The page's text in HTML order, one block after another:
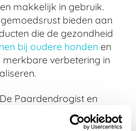
makkelijk in gebruik.
bieden aan
die de gezondheid
bij oudere honden en
verbetering in
Paardendrogist en
voordelen van onze
producten. Uw dier